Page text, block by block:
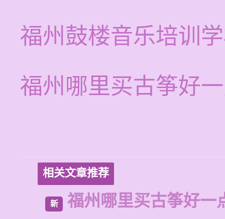
福州鼓楼音乐培训
福州哪里买古筝好
相关文章推荐
新 福州哪里买古筝好一